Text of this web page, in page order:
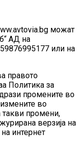
можат
АД на
или на
правото
Политика за
промените во
во
такви промени,
верзија на
интернет